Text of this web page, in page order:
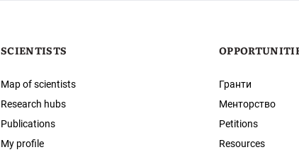
SCIENTISTS
Map of scientists
Research hubs
Publications
My profile
Гранти
Менторство
Petitions
Resources